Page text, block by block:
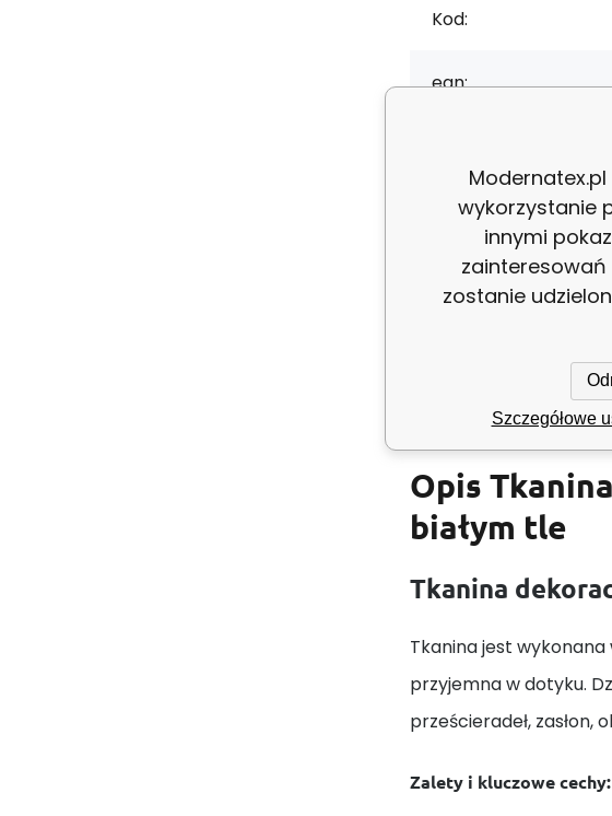
Kod:
ean:
Gramatura:
Szerokość:
Opis
białym tle
Tkanina
Tkanina jest wykonana
przyjemna w dotyku.
prześcieradeł,
Zalety i kluczowe cechy:
wykorzystanie
innymi
zostanie
Szczegółowe